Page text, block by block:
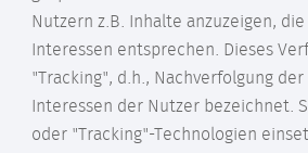
Nutzern z.B. Inhalte anzuzeigen,
Interessen entsprechen. Dieses
"Tracking", d.h., Nachverfolgung
Interessen der Nutzer bezeichnet.
oder "Tracking"-Technologien